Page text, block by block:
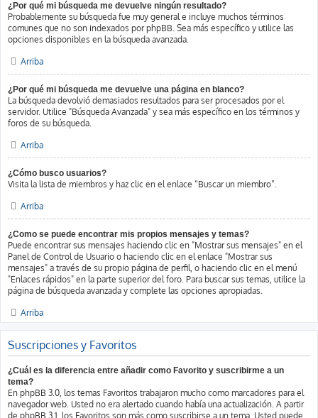
¿Por qué mi búsqueda me devuelve ningún resultado?
Probablemente su búsqueda fue muy general e incluye muchos términos
comunes que no son indexados por phpBB. Sea más específico y utilice las
opciones disponibles en la búsqueda avanzada.
Arriba
¿Por qué mi búsqueda me devuelve una página en blanco?
La búsqueda devolvió demasiados resultados para ser procesados por el
servidor. Utilice "Búsqueda Avanzada" y sea más específico en los términos y
foros de su búsqueda.
Arriba
¿Cómo busco usuarios?
Visita la lista de miembros y haz clic en el enlace “Buscar un miembro”.
Arriba
¿Como se puede encontrar mis propios mensajes y temas?
Puede encontrar sus mensajes haciendo clic en "Mostrar sus mensajes" en el
Panel de Control de Usuario o haciendo clic en el enlace "Mostrar sus
mensajes" a través de su propio página de perfil, o haciendo clic en el menú
"Enlaces rápidos" en la parte superior del foro. Para buscar sus temas, utilice la
página de búsqueda avanzada y complete las opciones apropiadas.
Arriba
Suscripciones y Favoritos
¿Cuál es la diferencia entre añadir como Favorito y suscribirme a un
tema?
En phpBB 3.0, los temas Favoritos trabajaron mucho como marcadores para el
navegador web. Usted no era alertado cuando había una actualización. A partir
de phpBB 3.1, los Favoritos son más como suscribirse a un tema. Usted puede